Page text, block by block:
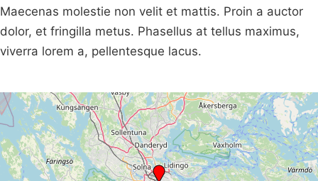
Maecenas molestie non velit et mattis. Proin a auctor
dolor, et fringilla metus. Phasellus at tellus maximus,
viverra lorem a, pellentesque lacus.